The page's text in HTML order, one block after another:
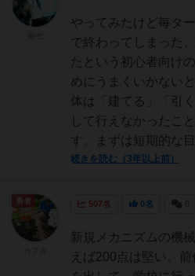
やってみたけど毎タ
で終わってしまった
たという初心者向け
めにうまくいかない
体は「建てる」「引
して行えなかったこ
す。まずは短期的な
続きを読む（3年以上前）
507名 0名
新規メカニズムの機
えば200点は堅い。